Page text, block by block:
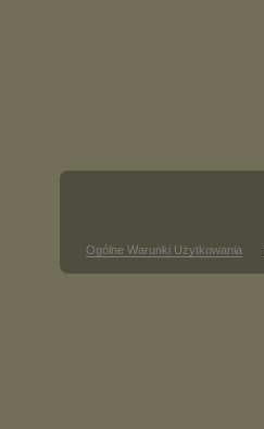
Ogólne Warunki Użytkowania